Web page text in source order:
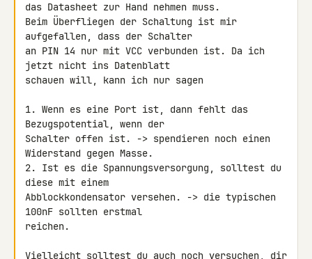
das Datasheet zur Hand nehmen muss.
Beim Überfliegen der Schaltung ist mir
aufgefallen, dass der Schalter
an PIN 14 nur mit VCC verbunden ist. Da ich
jetzt nicht ins Datenblatt
schauen will, kann ich nur sagen
1. Wenn es eine Port ist, dann fehlt das
Bezugspotential, wenn der
Schalter offen ist. -> spendieren noch einen
Widerstand gegen Masse.
2. Ist es die Spannungsversorgung, solltest du
diese mit einem
Abblockkondensator versehen. -> die typischen
100nF sollten erstmal
reichen.
Vielleicht solltest du auch noch versuchen, dir